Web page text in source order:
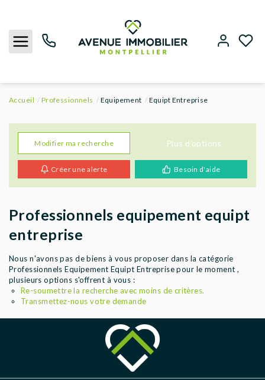
ACHETER
LOUER
BIENS VENDUS
ESTIMER
AGENCES
Accueil Professionnels Equipement Equipt Entreprise
Modifier ma recherche Plus d'options
Créer une alerte Besoin d'aide
Professionnels equipement equipt
entreprise
Nous n'avons pas de biens à vous proposer dans la catégorie
Professionnels Equipement Equipt Entreprise pour le moment ,
plusieurs options s'offrent à vous :
Re-soumettre la recherche avec moins de critères.
Transmettez-nous votre demande